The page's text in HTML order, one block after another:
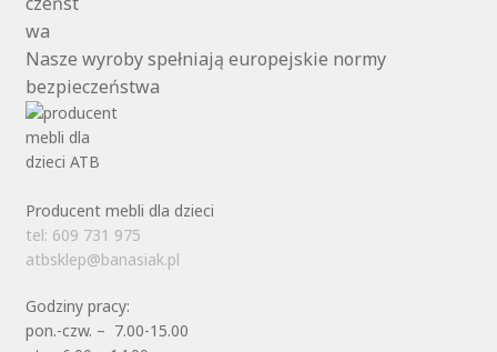
Nasze wyroby spełniają europejskie normy
bezpieczeństwa
Producent mebli dla dzieci
tel: 609 731 975
atbsklep@banasiak.pl
Godziny pracy:
pon.-czw. – 7.00-15.00